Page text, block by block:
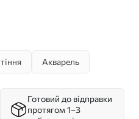
Акварель
Готовий до відправки
протягом 1–3